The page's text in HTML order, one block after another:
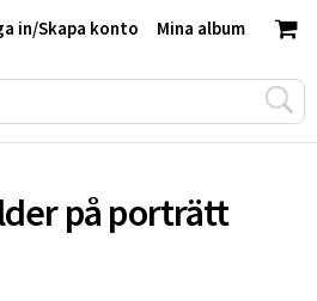
Mina album
in/Skapa konto
på porträtt